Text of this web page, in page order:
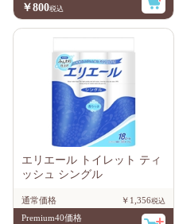
￥800
エリエール トイレット ティ
ッシュ シングル
通常価格
￥1,356
Premium40価格